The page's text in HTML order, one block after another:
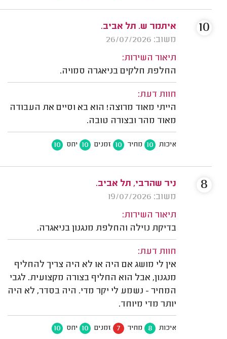
איתמר ש. תל אביב.
משוב: 26/07/2026
תיאור השירות:
החלפת חלקים בניאגרה סמויה.
חוות דעת:
הייתי מאוד מרוצה! הוא בא וסיים את העבודה
מאוד מהר ובצורה טובה.
איכות 10 מחיר 10 זמנים 10 יחס 10
10
ניר שהרבי, תל אביב.
משוב: 19/07/2026
תיאור השירות:
בדיקת נזילה והחלפת מנגנון בניאגרה.
חוות דעת:
אין לי מושג אם היה או לא היה צריך להחליף
מנגנון, אבל הוא החליף בצורה מקצועית. לגבי
המחיר - נשמע לי יקר מדי. היה בסדר, לא היה
יותר מדי מיוחד.
איכות 8 מחיר 7 זמנים 10 יחס 10
8